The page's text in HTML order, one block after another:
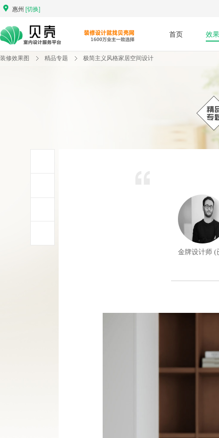
惠州 [切换]
首页 效
装修效果图 精品专题 极简主义风格家居空间设计
金牌设计师 (